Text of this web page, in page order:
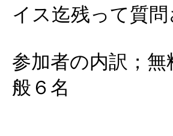
イス迄残って質
参加者の内訳；
般６名